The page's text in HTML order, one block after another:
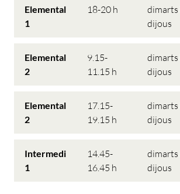
Elemental
1
18-20 h
dimarts
dijous
Elemental
2
9.15-
11.15 h
dimarts
dijous
Elemental
2
17.15-
19.15 h
dimarts
dijous
Intermedi
1
14.45-
16.45 h
dimarts
dijous